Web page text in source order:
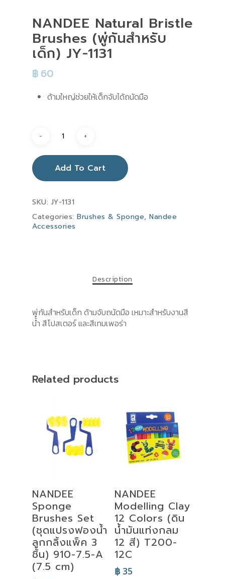
NANDEE Natural Bristle
Brushes (พู่กันสำหรับ
เด็ก) JY-1131
฿ 60
ด้ามใหญ่ช่วยให้เด็กจับได้ถนัดมือ
Add To Cart
SKU: JY-1131
Categories: Brushes & Sponge, Nandee
Accessories
Description
พู่กันสำหรับเด็ก ด้ามจับถนัดมือ เหมาะสำหรับงานสี
น้ำ สีโปสเตอร์ และสีเทมเพอร่า
Related products
Add To Cart
NANDEE
Sponge
Brushes Set
(ชุดแปรงฟองน้ำ
ลูกกลิ้งแพ็ค 3
ชิ้น) 910-7.5-A
(7.5 cm)
Read More
NANDEE
Modelling Clay
12 Colors (ดิน
น้ํามันแท่งกลม
12 สี) T200-
12C
฿35